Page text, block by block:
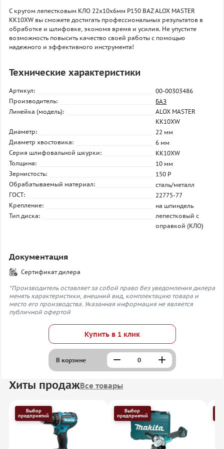
С кругом лепестковым КЛО 22х10х6мм P150 BAZ ALOX MASTER
KK10XW вы сможете достигать профессиональных результатов в
обработке и шлифовке, экономя время и усилия. Не упустите
возможность повысить качество своей работы с помощью
надежного и эффективного инструмента!
Технические характеристики
Артикул:
00-00303486
Производитель:
БАЗ
Линейка (модель):
ALOX MASTER
KK10XW
Диаметр:
22 мм
Диаметр хвостовика:
6 мм
Серия шлифовальной шкурки:
KK10XW
Толщина:
10 мм
Зернистость:
150 P
Обрабатываемый материал:
сталь/металл
ГОСТ:
22775-77
Крепление:
на шпиндель
Тип диска:
лепестковый с
оправкой (КЛО)
Документация
Сертификат дилера
*Производитель оставляет за собой право без уведомления дилера
менять характеристики, внешний вид, комплектацию товара и
место его производства. Указанная информация не является
публичной офертой
Купить в 1 клик
В корзине
Хиты продажВсе товары
Выбор
предприятий
Выбор
предприятий